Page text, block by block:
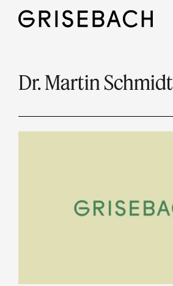
Dr. Martin Schmidt